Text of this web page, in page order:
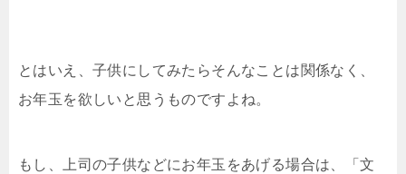
とはいえ、子供にしてみたらそんなことは関係なく、
お年玉を欲しいと思うものですよね。
もし、上司の子供などにお年玉をあげる場合は、「文